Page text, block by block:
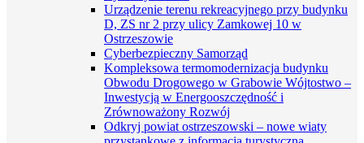
Urządzenie terenu rekreacyjnego przy budynku
D, ZS nr 2 przy ulicy Zamkowej 10 w
Ostrzeszowie
Cyberbezpieczny Samorząd
Kompleksowa termomodernizacja budynku
Obwodu Drogowego w Grabowie Wójtostwo –
Inwestycją w Energooszczędność i
Zrównoważony Rozwój
Odkryj powiat ostrzeszowski – nowe wiaty